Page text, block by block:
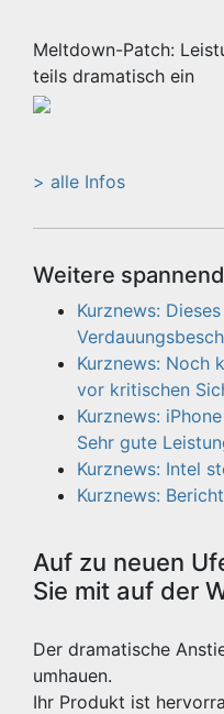
Meltdown-Patch:
teils dramatisch ein
> alle Infos
Weitere
Kurznews:
Kurznews: Noch
vor kritischen
Kurznews:
Sehr gute
Kurznews: Intel
Kurznews:
Auf zu neuen
Sie mit auf der
Der dramatische
umhauen.
Ihr Produkt ist